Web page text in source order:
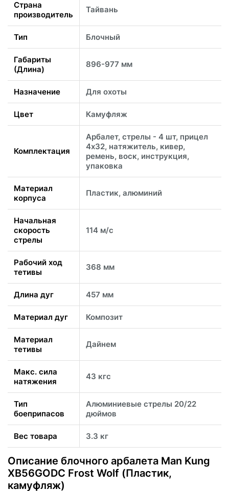
Страна
производитель
Тайвань
Тип Блочный
Габариты
(Длина)
896-977 мм
Назначение Для охоты
Цвет Камуфляж
Комплектация
Арбалет, стрелы - 4 шт, прицел
4x32, натяжитель, кивер,
ремень, воск, инструкция,
упаковка
Материал
корпуса
Пластик, алюминий
Начальная
скорость
стрелы
114 м/с
Рабочий ход
тетивы
368 мм
Длина дуг 457 мм
Материал дуг Композит
Материал
тетивы
Дайнем
Макс. сила
натяжения
43 кгс
Тип
боеприпасов
Алюминиевые стрелы 20/22
дюймов
Вес товара 3.3 кг
Описание блочного арбалета Man Kung
XB56GODC Frost Wolf (Пластик,
камуфляж)